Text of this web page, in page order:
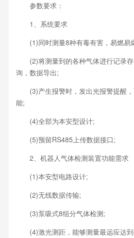
参数要求：
1、系统要求
(1)同时测量8种有毒有害，易燃易
(2)将测量到的各种气体进行记录存
询，数据导出;
(3)产生报警时，发出光报警提醒，
能;
(4)全部为本安型设计;
(5)预留RS485上传数据接口;
2、机器人气体检测装置功能需求
(1)本安型电路设计;
(2)无线数据传输;
(3)泵吸式8组分气体检测;
(4)激光测距，能够测量最远应达到